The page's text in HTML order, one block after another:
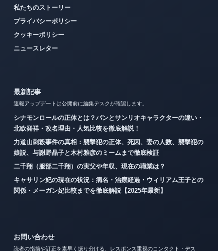
私たちのストーリー
プライバシーポリシー
クッキーポリシー
ニュースレター
最新記事
速報アップデートは公開前に編集デスクが確認します。
シナモンロールの正体とは？パンとサンリオキャラクターの違い・
北欧発祥・改名理由・人気比較を徹底解説！
力道山刺殺事件の真相：襲撃犯の正体、死因、妻の人数、襲撃犯の
娘説、与謝野晶子と木村雅彦のミームまで徹底検証
二千翔（服部二千翔）の実父や年収、現在の職業は？
キャサリン妃の現在の状況：病名・治療経過・ウィリアム王子との
関係・メーガン妃比較までを徹底解説【2025年最新】
お問い合わせ
読者の指摘や訂正を素早く振り分ける、レスポンス重視のコンタクト・デス